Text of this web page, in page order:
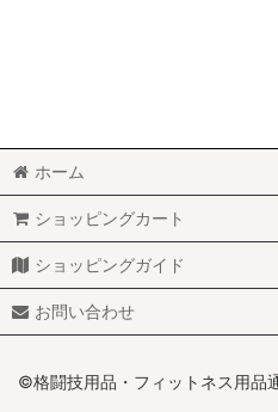
ホーム
ショッピングカート
ショッピングガイド
お問い合わせ
©格闘技用品・フィットネス用